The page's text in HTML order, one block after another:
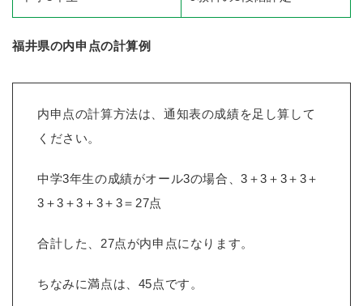
福井県の内申点の計算例
内申点の計算方法は、通知表の成績を足し算して
ください。
中学3年生の成績がオール3の場合、3＋3＋3＋3＋
3＋3＋3＋3＋3＝27点
合計した、27点が内申点になります。
ちなみに満点は、45点です。